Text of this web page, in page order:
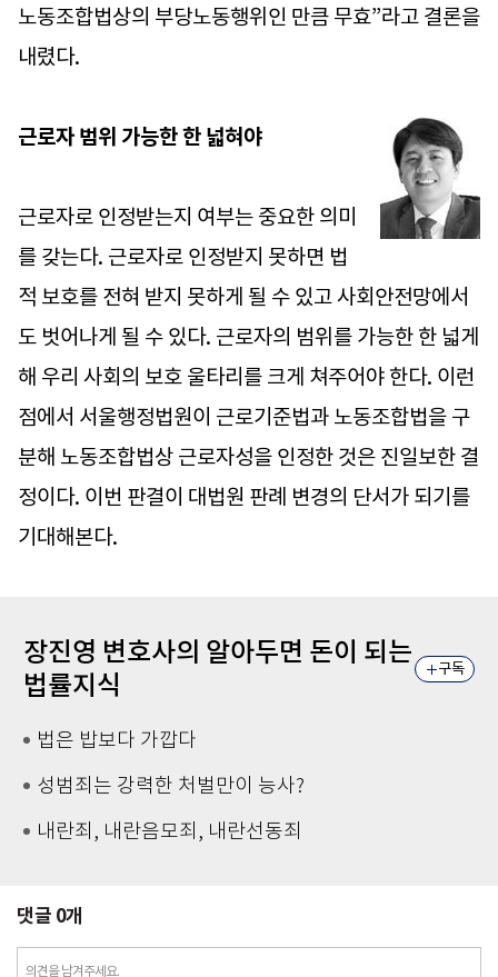
노동조합법상의 부당노동행위인 만큼 무효”라고 결론을
내렸다.
근로자 범위 가능한 한 넓혀야
근로자로 인정받는지 여부는 중요한 의미
를 갖는다. 근로자로 인정받지 못하면 법
적 보호를 전혀 받지 못하게 될 수 있고 사회안전망에서
도 벗어나게 될 수 있다. 근로자의 범위를 가능한 한 넓게
해 우리 사회의 보호 울타리를 크게 쳐주어야 한다. 이런
점에서 서울행정법원이 근로기준법과 노동조합법을 구
분해 노동조합법상 근로자성을 인정한 것은 진일보한 결
정이다. 이번 판결이 대법원 판례 변경의 단서가 되기를
기대해본다.
장진영 변호사의 알아두면 돈이 되는
법률지식
구독
법은 밥보다 가깝다
성범죄는 강력한 처벌만이 능사?
내란죄, 내란음모죄, 내란선동죄
댓글 0개
의견을 남겨주세요.